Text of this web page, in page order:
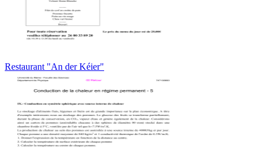
Restaurant "An der Kéier"